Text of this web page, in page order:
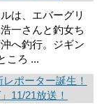
は、エバーグリ
一さんと釣女ち
へ釣行。ジギン
ころ ...
ポーター誕生！
11/21放送！